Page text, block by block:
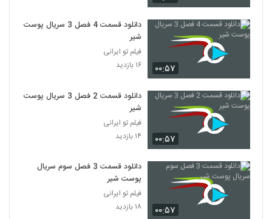
۰۰:۵۷
دانلود قسمت 4 فصل 3 سریال پوست
شیر
فیلم تو ایرانی
۱۶ بازدید
۰۰:۵۷
دانلود قسمت 2 فصل 3 سریال پوست
شیر
فیلم تو ایرانی
۱۴ بازدید
۰۰:۵۷
دانلود قسمت 3 فصل سوم سریال
پوست شیر
فیلم تو ایرانی
۱۸ بازدید